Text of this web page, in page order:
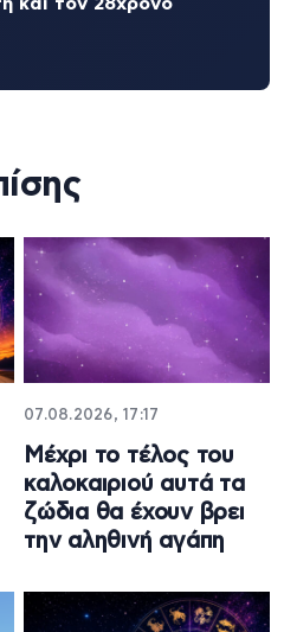
07.08.2026, 17:17
Μέχρι το τέλος του
καλοκαιριού αυτά τα
ζώδια θα έχουν βρει
την αληθινή αγάπη